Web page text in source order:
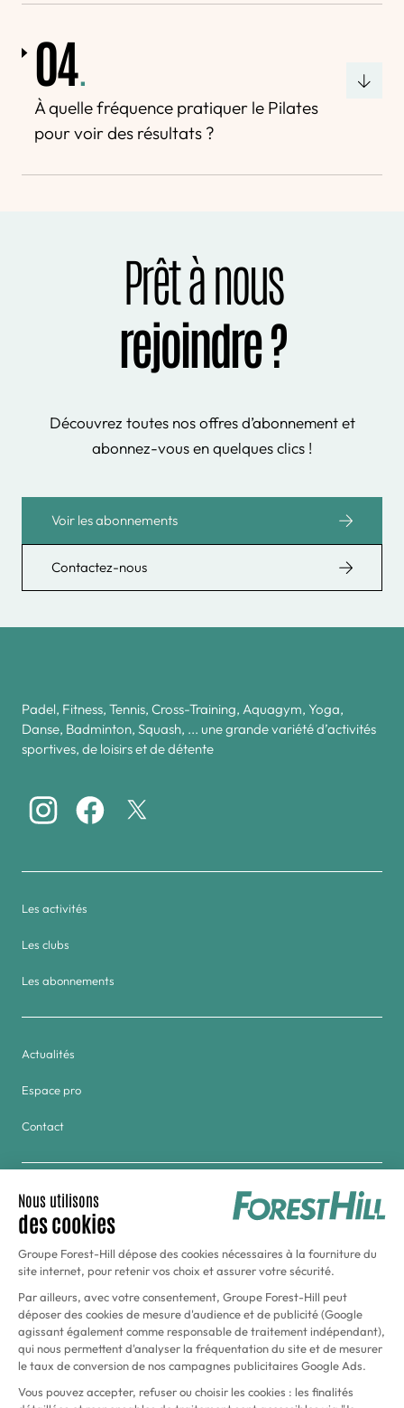
04.
À quelle fréquence pratiquer le Pilates
pour voir des résultats ?
Prêt à nous
rejoindre ?
Découvrez toutes nos offres d’abonnement et
abonnez-vous en quelques clics !
Voir les abonnements
Contactez-nous
Padel, Fitness, Tennis, Cross-Training, Aquagym, Yoga,
Danse, Badminton, Squash, ... une grande variété d’activités
sportives, de loisirs et de détente
Les activités
Les clubs
Les abonnements
Actualités
Espace pro
Contact
Groupe
Golf & Tennis du Haras de Jardy
Hôtel Forest Hill Meudon-Vélizy
Aquaboulevard